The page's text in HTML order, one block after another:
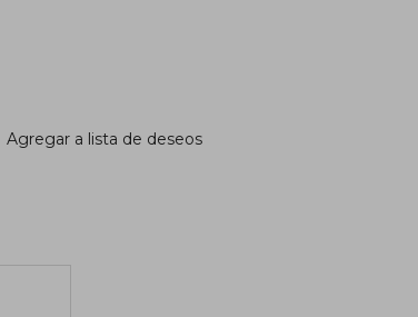
Agregar a lista de deseos